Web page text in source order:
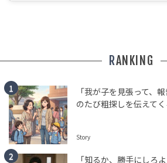
RANKING
「我が子を見張って、
のたび粗探しを伝えて
Story
「知るか、勝手にしろ